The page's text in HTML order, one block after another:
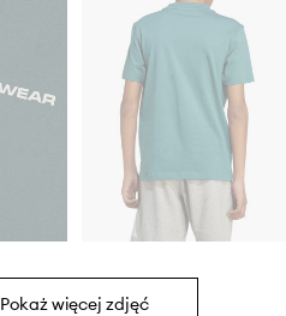
Pokaż więcej zdjęć